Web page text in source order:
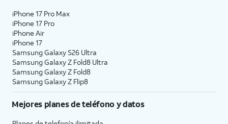
iPhone 17 Pro Max
iPhone 17 Pro
iPhone Air
iPhone 17
Samsung Galaxy S26 Ultra
Samsung Galaxy Z Fold8 Ultra
Samsung Galaxy Z Fold8
Samsung Galaxy Z Flip8
Mejores planes de teléfono y datos